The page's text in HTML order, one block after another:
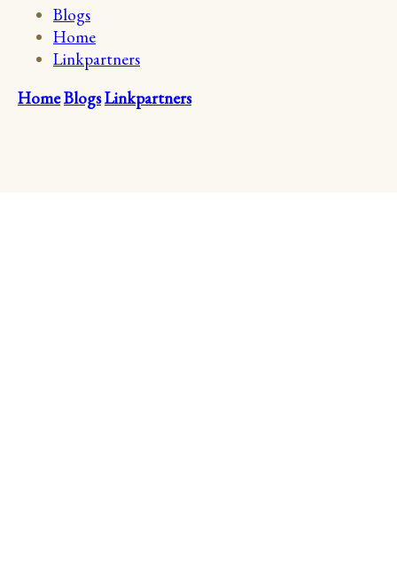
Blogs
Home
Linkpartners
HomeBlogsLinkpartners